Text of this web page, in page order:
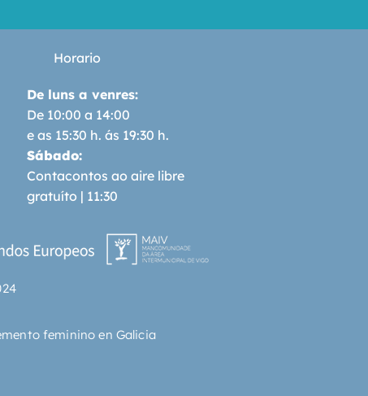
Horario
De luns a venres:
De 10:00 a 14:00
e as 15:30 h. ás 19:30 h.
Sábado:
Contacontos ao aire libre
gratuíto | 11:30
feminino en Galicia